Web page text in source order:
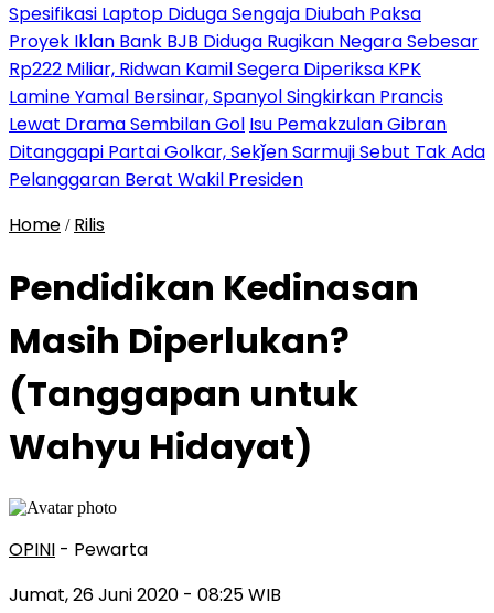
Spesifikasi Laptop Diduga Sengaja Diubah Paksa
Proyek Iklan Bank BJB Diduga Rugikan Negara Sebesar
Rp222 Miliar, Ridwan Kamil Segera Diperiksa KPK
Lamine Yamal Bersinar, Spanyol Singkirkan Prancis
Lewat Drama Sembilan Gol Isu Pemakzulan Gibran
Ditanggapi Partai Golkar, Sekǰen Sarmuji Sebut Tak Ada
Pelanggaran Berat Wakil Presiden
Home / Rilis
Pendidikan Kedinasan
Masih Diperlukan?
(Tanggapan untuk
Wahyu Hidayat)
OPINI - Pewarta
Jumat, 26 Juni 2020 - 08:25 WIB